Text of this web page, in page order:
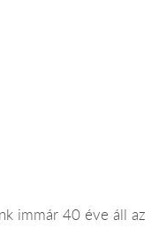
immár 40 éve áll az